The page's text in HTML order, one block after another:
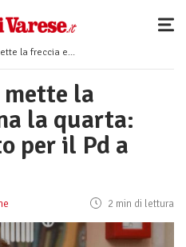
avviso di sfratto per il Pd a Villa Recalcati
la
la quarta:
per il Pd a
2 min di lettura